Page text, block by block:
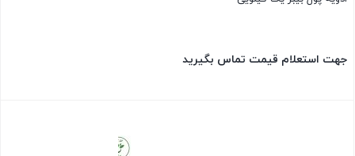
جهت استعلام قیمت تماس بگیرید